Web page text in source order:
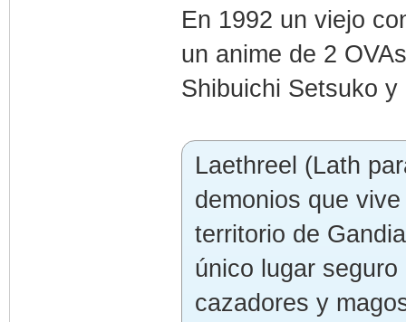
En 1992 un viejo
un anime de 2
Shibuichi Setsuko
Laethreel (Lath
demonios que
territorio de
único lugar
cazadores y